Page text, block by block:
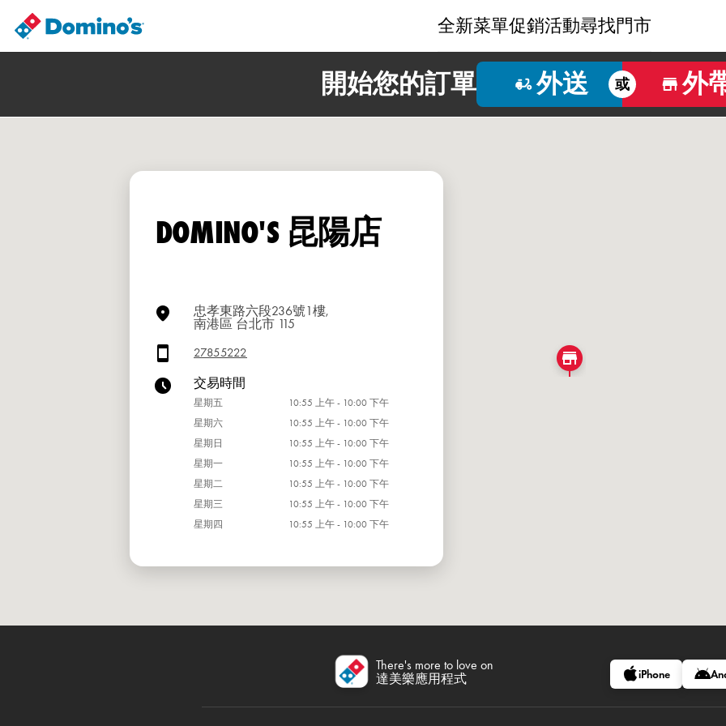
全新菜單促銷活動尋找門市
開始您的訂單 外送 或 外
DOMINO'S 昆陽店
忠孝東路六段236號1樓,
南港區 台北市 115
27855222
交易時間
星期五
10:55 上午 - 10:00 下午
星期六
10:55 上午 - 10:00 下午
星期日
10:55 上午 - 10:00 下午
星期一
10:55 上午 - 10:00 下午
星期二
10:55 上午 - 10:00 下午
星期三
10:55 上午 - 10:00 下午
星期四
10:55 上午 - 10:00 下午
There's more to love on
達美樂應用程式
iPhone